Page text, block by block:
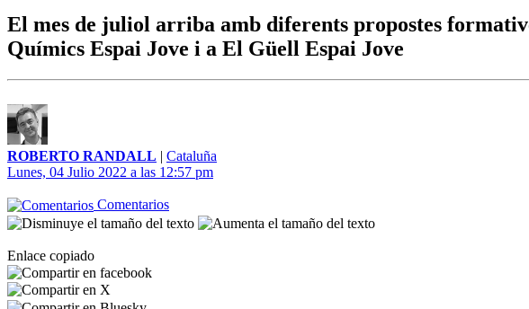
El mes de juliol arriba amb diferents propostes
Químics Espai Jove i a El Güell Espai Jove
ROBERTO RANDALL | Cataluña
Lunes, 04 Julio 2022 a las 12:57 pm
Comentarios
Enlace copiado